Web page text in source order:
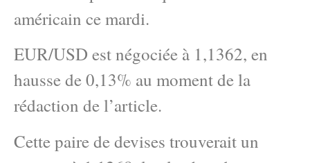
américain ce mardi.
EUR/USD est négociée à 1,1362, en
hausse de 0,13% au moment de la
rédaction de l’article.
Cette paire de devises trouverait un